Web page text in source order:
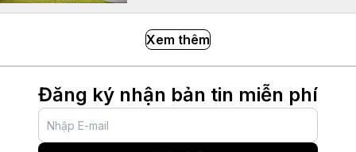
Xem thêm
Đăng ký nhận bản tin miễn phí